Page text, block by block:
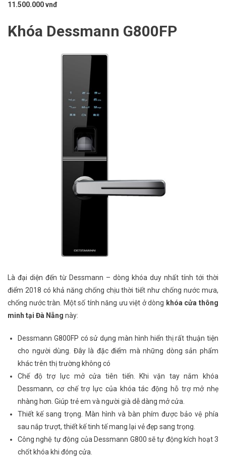
11.500.000 vnđ
Khóa Dessmann G800FP
Là đại diện đến từ Dessmann – dòng khóa duy nhất tính tới thời
điểm 2018 có khả năng chống chịu thời tiết như chống nước mưa,
chống nước tràn. Một số tính năng ưu việt ở dòng khóa cửa thông
minh tại Đà Nẵng này:
Dessmann G800FP có sử dụng màn hình hiển thị rất thuận tiện
cho người dùng. Đây là đặc điểm mà những dòng sản phẩm
khác trên thị trường không có
Chế độ trợ lực mở cửa tiên tiến. Khi vặn tay nắm khóa
Dessmann, cơ chế trợ lực của khóa tác động hỗ trợ mở nhẹ
nhàng hơn. Giúp trẻ em và người già dễ dàng mở cửa.
Thiết kế sang trọng. Màn hình và bàn phím được bảo vệ phía
sau nắp trượt, thiết kế tinh tế mang lại vẻ đẹp sang trọng.
Công nghệ tự động của Dessmann G800 sẽ tự động kích hoạt 3
chốt khóa khi đóng cửa.